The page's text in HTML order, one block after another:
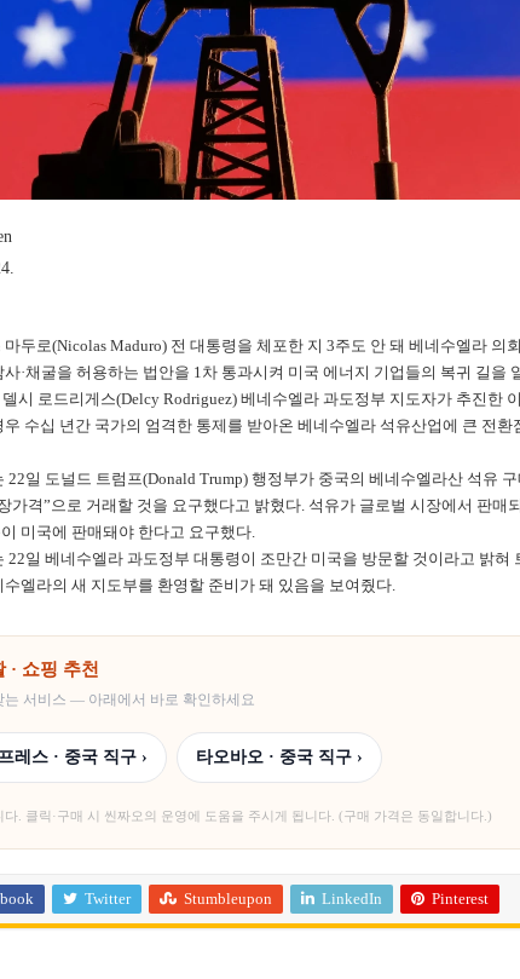
두로(Nicolas Maduro) 전 대통령을 체포한 지 3주도 안 돼 베네수엘라 의
·채굴을 허용하는 법안을 1차 통과시켜 미국 에너지 기업들의 복귀 길을
시 로드리게스(Delcy Rodriguez) 베네수엘라 과도정부 지도자가 추진한
우 수십 년간 국가의 엄격한 통제를 받아온 베네수엘라 석유산업에 큰 전환
22일 도널드 트럼프(Donald Trump) 행정부가 중국의 베네수엘라산 석유
가격”으로 거래할 것을 요구했다고 밝혔다. 석유가 글로벌 시장에서 판매
미국에 판매돼야 한다고 요구했다.
22일 베네수엘라 과도정부 대통령이 조만간 미국을 방문할 것이라고 밝혀
수엘라의 새 지도부를 환영할 준비가 돼 있음을 보여줬다.
· 쇼핑 추천
는 서비스 — 아래에서 바로 확인하세요
레스 · 중국 직구 › 타오바오 · 중국 직구 ›
. 클릭·구매 시 씬짜오의 운영에 도움을 주시게 됩니다. (구매 가격은 동일합니다.)
Twitter Stumbleupon LinkedIn Pinterest